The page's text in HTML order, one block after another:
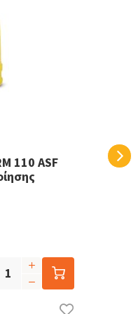
110 ASF